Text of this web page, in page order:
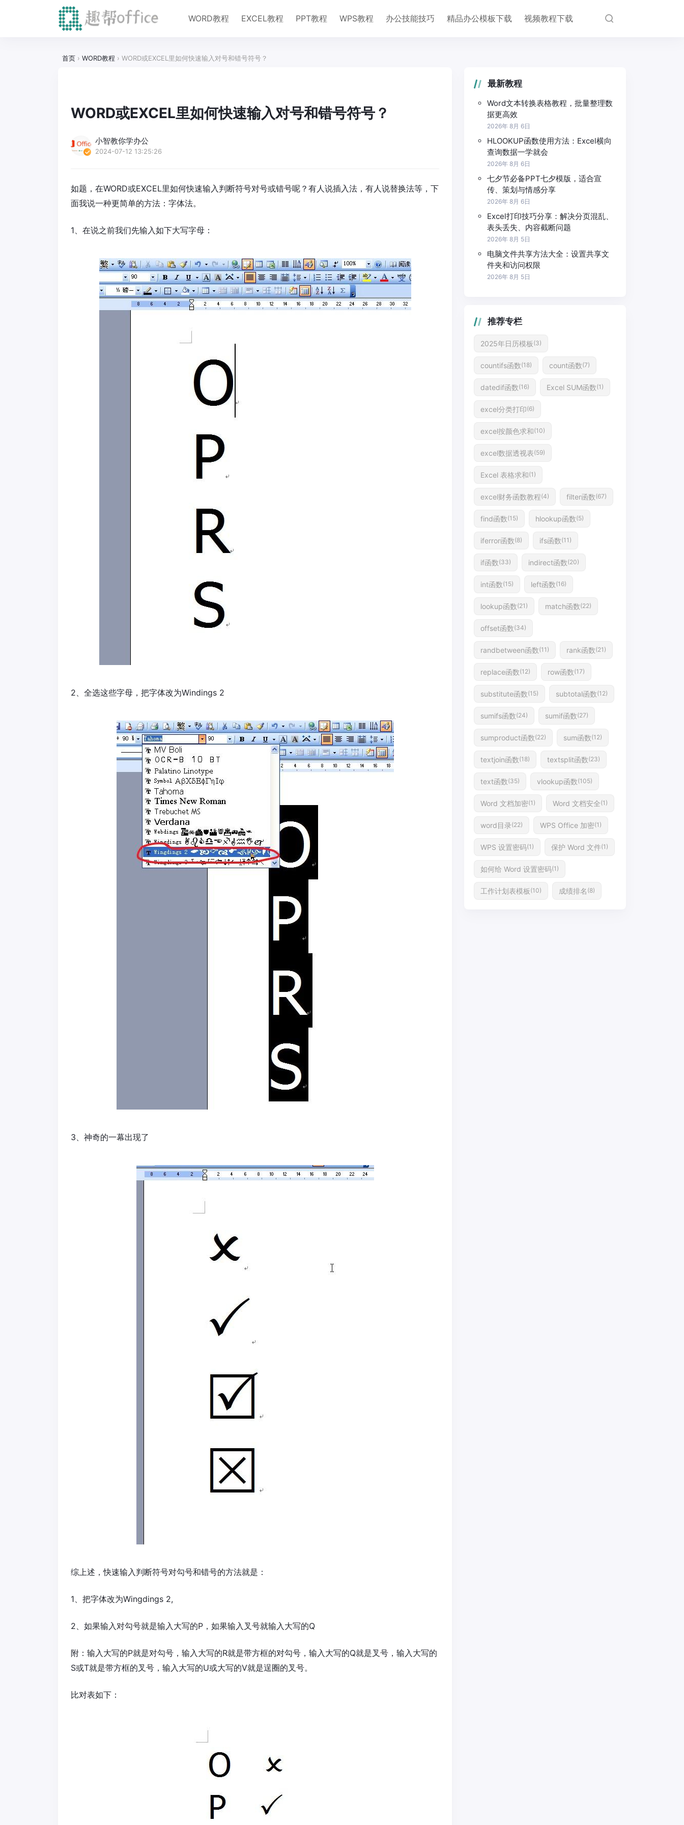
WORD教程 EXCEL教程 PPT教程 WPS教程 办公技能技巧 精品办公模板下载 视频教程下载
首页 › WORD教程 › WORD或EXCEL里如何快速输入对号和错号符号？
WORD或EXCEL里如何快速输入对号和错号符号？
小智教你学办公
2024-07-12 13:25:26
如题，在WORD或EXCEL里如何快速输入判断符号对号或错号呢？有人说插入法，有人说替换法等，下
面我说一种更简单的方法：字体法。
1、在说之前我们先输入如下大写字母：
2、全选这些字母，把字体改为Windings 2
3、神奇的一幕出现了
综上述，快速输入判断符号对勾号和错号的方法就是：
1、把字体改为Wingdings 2,
2、如果输入对勾号就是输入大写的P，如果输入叉号就输入大写的Q
附：输入大写的P就是对勾号，输入大写的R就是带方框的对勾号，输入大写的Q就是叉号，输入大写的
S或T就是带方框的叉号，输入大写的U或大写的V就是逞圈的叉号。
比对表如下：
最新教程
Word文本转换表格教程，批量整理数
据更高效
2026年 8月 6日
HLOOKUP函数使用方法：Excel横向
查询数据一学就会
2026年 8月 6日
七夕节必备PPT七夕模版，适合宣
传、策划与情感分享
2026年 8月 6日
Excel打印技巧分享：解决分页混乱、
表头丢失、内容截断问题
2026年 8月 5日
电脑文件共享方法大全：设置共享文
件夹和访问权限
2026年 8月 5日
推荐专栏
2025年日历模板 (3)
countifs函数(18) count函数(7)
datedif函数(16) Excel SUM函数(1)
excel分类打印(6)
excel按颜色求和(10)
excel数据透视表(59)
Excel 表格求和(1)
excel财务函数教程(4) filter函数(67)
find函数(15) hlookup函数(5)
iferror函数(8) ifs函数(11)
if函数(33) indirect函数(20)
int函数(15) left函数(16)
lookup函数(21) match函数(22)
offset函数(34)
randbetween函数(11) rank函数(21)
replace函数(12) row函数(17)
substitute函数(15) subtotal函数(12)
sumifs函数(24) sumif函数(27)
sumproduct函数(22) sum函数(12)
textjoin函数(18) textsplit函数(23)
text函数(35) vlookup函数(105)
Word 文档加密(1) Word 文档安全(1)
word目录(22) WPS Office 加密(1)
WPS 设置密码(1) 保护 Word 文件(1)
如何给 Word 设置密码(1)
工作计划表模板 (10) 成绩排名 (8)